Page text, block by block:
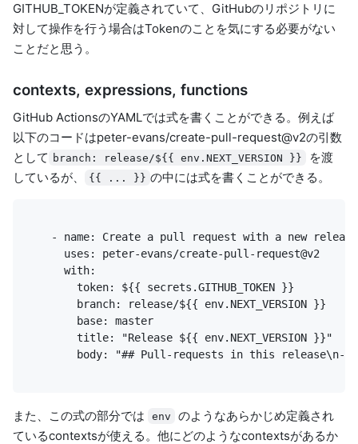
GITHUB_TOKENが定義されていて、GitHubのリポジトリに
対して操作を行う場合はTokenのことを気にする必要がない
ことだと思う。
contexts, expressions, functions
GitHub ActionsのYAMLでは式を書くことができる。例えば
以下のコードはpeter-evans/create-pull-request@v2の引数
として branch: release/${{ env.NEXT_VERSION }}
を渡
しているが、
{{ ... }} の中には式を書くことができる。
body: "## Pull-requests in this release\n-
また、この式の部分では env
のようなあらかじめ定義され
ているcontextsが使える。他にどのようなcontextsがあるか